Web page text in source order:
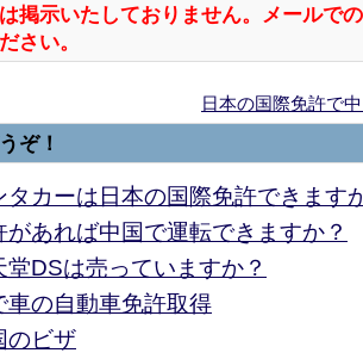
掲示いたしておりません。メールで
さい。
日本の国際免許で
ぞ！
タカーは日本の国際免許できます
があれば中国で運転できますか？
堂DSは売っていますか？
車の自動車免許取得
のビザ